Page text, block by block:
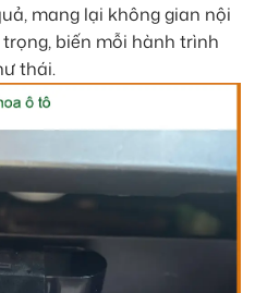
mang lại không gian nội
biến mỗi hành trình
thái.